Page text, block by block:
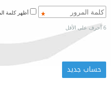
6 أحرف على الأقل